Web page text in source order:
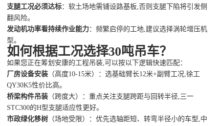
支腿工况必须达标：软土场地需铺设路基板,否则支腿下陷将引发侧
翻风险。
发动机功率看持续作业能力：频繁启停的工地,建议选择涡轮增压机
型。
如何根据工况选择30吨吊车？
如果您正在筹划安康的工程吊装,可以按以下逻辑快速匹配：
厂房设备安装 （高度10-15米）：选基础臂长12米+副臂工况,徐工
QY30K5性价比高。
桥梁构件吊装 （跨度大）：重点关注支腿跨距与回转半径,三一
STC300的H型支腿适应性更好。
市政绿化移树 （场地受限）：优先选轴距短、转弯半径小的车型,中